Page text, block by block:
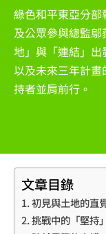
綠色和平東亞分部
及公眾參與總監鄔
地」與「連結」出
以及未來三年計
持者並肩前行。
文章目錄
初見與土地的直
挑戰中的「堅持」